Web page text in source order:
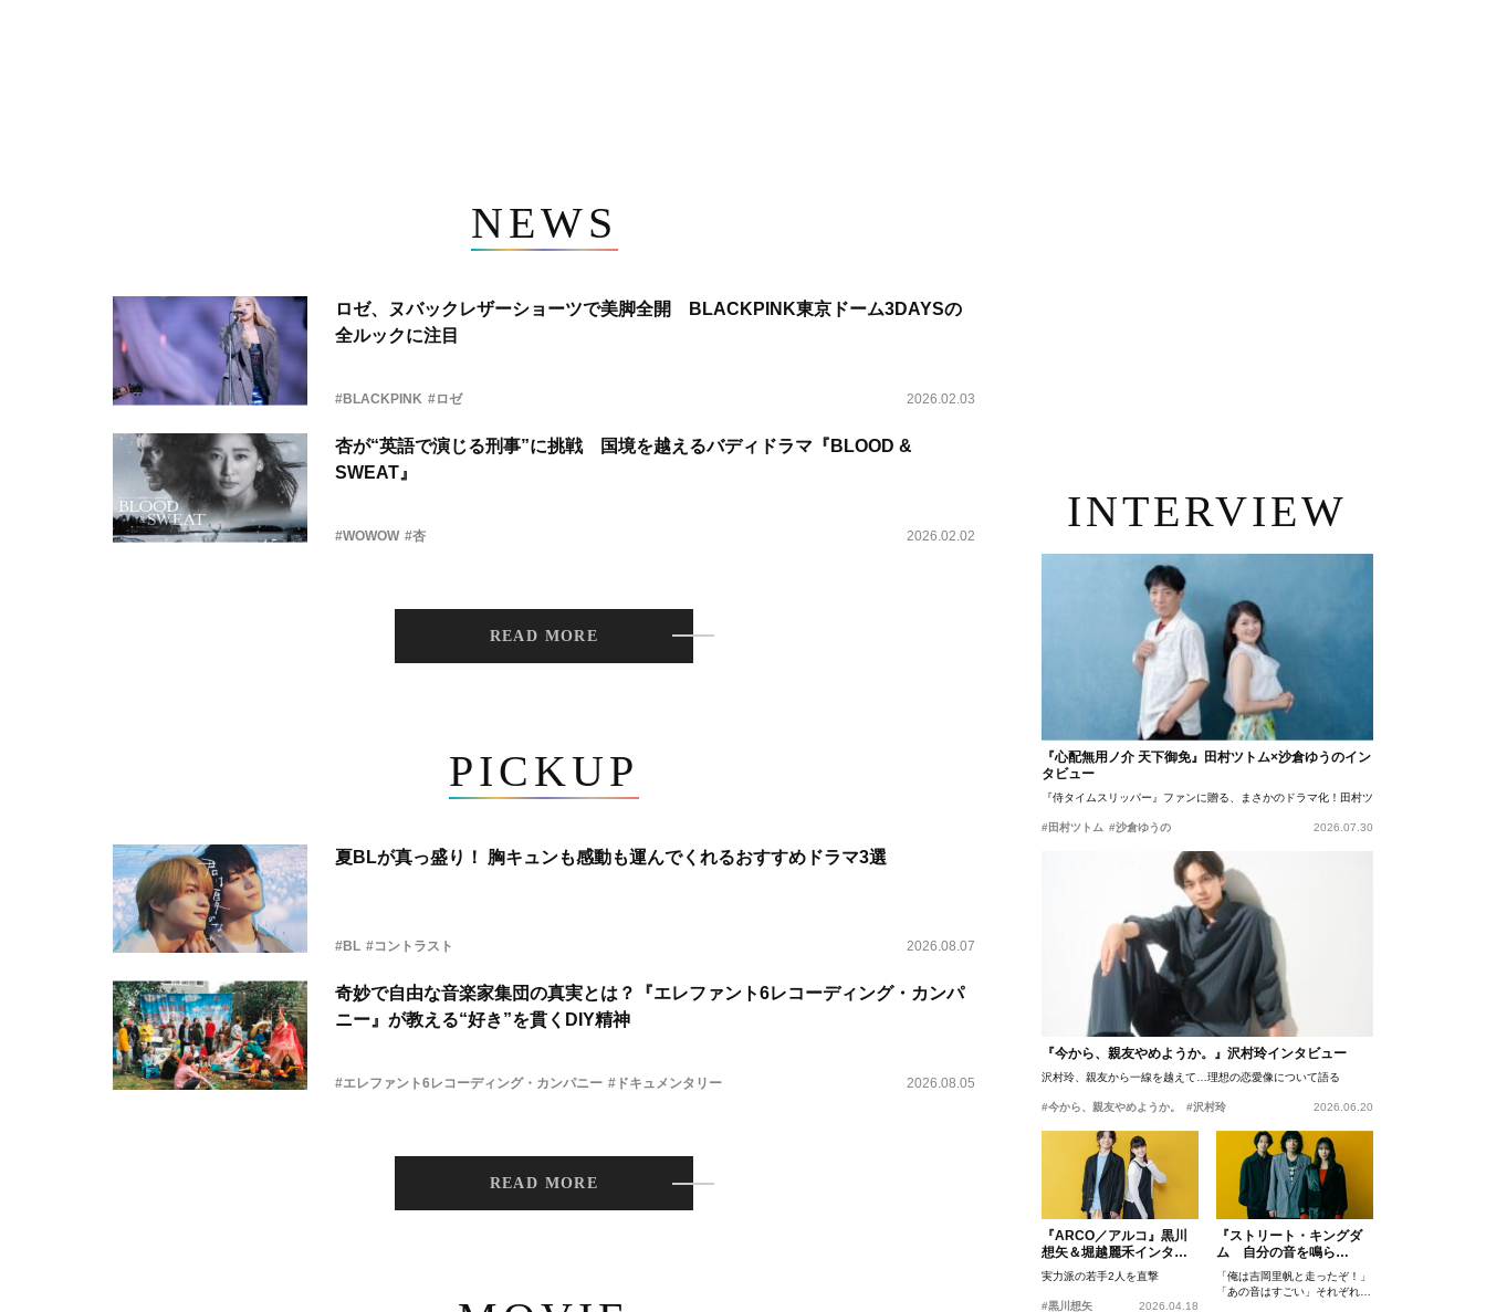
NEWS
ロゼ、ヌバックレザーショーツで美脚全開 BLACKPINK東京ドーム3DAYSの
全ルックに注目
#BLACKPINK #ロゼ 2026.02.03
杏が“英語で演じる刑事”に挑戦 国境を越えるバディドラマ『BLOOD &
SWEAT』
#WOWOW #杏 2026.02.02
READ MORE
PICKUP
夏BLが真っ盛り！ 胸キュンも感動も運んでくれるおすすめドラマ3選
#BL #コントラスト 2026.08.07
奇妙で自由な音楽家集団の真実とは？『エレファント6レコーディング・カンパ
ニー』が教える“好き”を貫くDIY精神
#エレファント6レコーディング・カンパニー #ドキュメンタリー 2026.08.05
READ MORE
INTERVIEW
『心配無用ノ介 天下御免』田村ツトム×沙倉ゆうのイン
タビュー
『侍タイムスリッパー』ファンに贈る、まさかのドラマ化！田村ツトム×沙倉ゆうのが語
#田村ツトム #沙倉ゆうの 2026.07.30
『今から、親友やめようか。』沢村玲インタビュー
沢村玲、親友から一線を越えて…理想の恋愛像について語る
#今から、親友やめようか。 #沢村玲 2026.06.20
『ARCO／アルコ』黒川
想矢＆堀越麗禾インタビ
ュー
実力派の若手2人を直撃
#黒川想矢 2026.04.18
『ストリート・キングダ
ム 自分の音を鳴ら
せ。』峯田和伸、若葉竜
也、吉岡里帆インタビュ
ー
「俺は吉岡里帆と走ったぞ！」
「あの音はすごい」それぞれの